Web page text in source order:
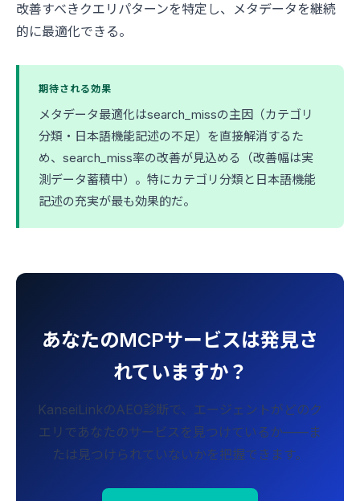
改善すべきクエリパターンを特定し、メタデータを継続
的に最適化できる。
期待される効果
メタデータ最適化はsearch_missの主因（カテゴリ
分類・日本語機能記述の不足）を直接解消するた
め、search_miss率の改善が見込める（改善幅は実
測データ蓄積中）。特にカテゴリ分類と日本語機能
記述の充実が最も効果的だ。
あなたのMCPサービスは発見さ
れていますか？
KanseiLinkのAEO診断で、エージェントがどのク
エリであなたのサービスを見つけているか——ま
たは見つけられていないかを把握できます。